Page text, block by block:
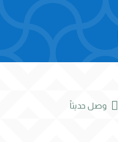
 وصل حديثاً